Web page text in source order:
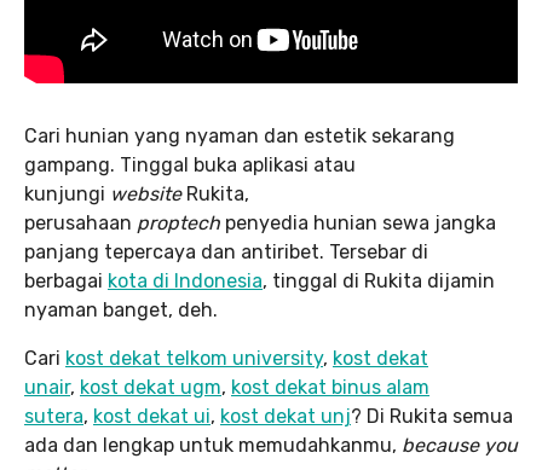
Cari hunian yang nyaman dan estetik sekarang
gampang. Tinggal buka aplikasi atau
kunjungi websiteRukita,
perusahaan proptech penyedia hunian sewa jangka
panjang tepercaya dan antiribet. Tersebar di
berbagai kota di Indonesia, tinggal di Rukita dijamin
nyaman banget, deh.
Cari kost dekat telkom university, kost dekat
unair, kost dekat ugm, kost dekat binus alam
sutera, kost dekat ui, kost dekat unj? Di Rukita semua
ada dan lengkap untuk memudahkanmu, because you